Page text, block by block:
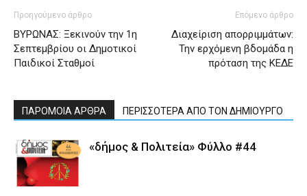
Προηγούμενο άρθρο
ΒΥΡΩΝΑΣ: Ξεκινούν την 1η
Σεπτεμβρίου οι Δημοτικοί
Παιδικοί Σταθμοί
Επόμενο άρθρο
Διαχείριση απορριμμάτων:
Την ερχόμενη βδομάδα η
πρόταση της ΚΕΔΕ
ΠΑΡΟΜΟΙΑ ΑΡΘΡΑ ΠΕΡΙΣΣΟΤΕΡΑ ΑΠΟ ΤΟΝ ΔΗΜΙΟΥΡΓΟ
«δήμος & Πολιτεία» Φύλλο #44